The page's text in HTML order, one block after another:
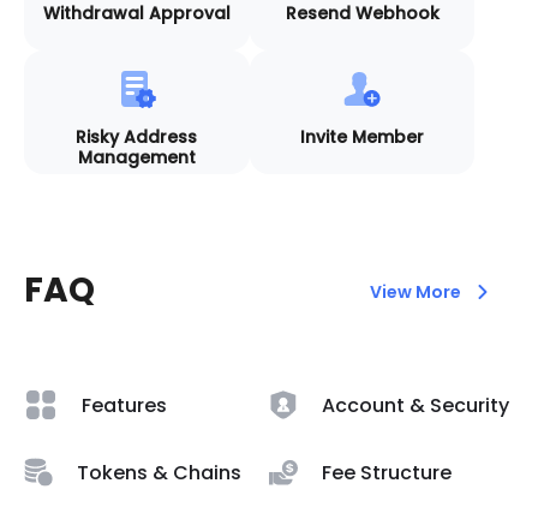
Withdrawal Approval Resend Webhook
Risky Address
Management
Invite Member
FAQ View More
Features Account & Security
Tokens & Chains Fee Structure